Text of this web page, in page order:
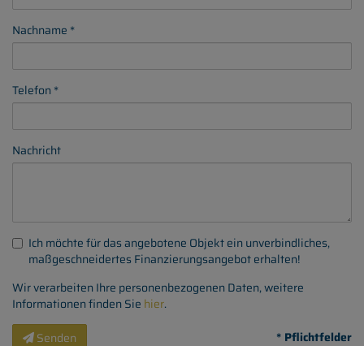
Nachname
Telefon
Nachricht
Ich möchte für das angebotene Objekt ein unverbindliches,
maßgeschneidertes Finanzierungsangebot erhalten!
Wir verarbeiten Ihre personenbezogenen Daten, weitere
Informationen finden Sie hier.
Senden
* Pflichtfelder